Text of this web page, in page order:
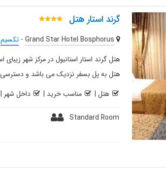
گرند استار هتل
Grand Star Hotel Bosphorus
-تکسیم
هتل گرند استار استانبول در مرکز شهر
هتل به پل بسفر نزدیک می باشد و دسترسی
هتل | مناسب خرید | داخل شهر |
Standard Room